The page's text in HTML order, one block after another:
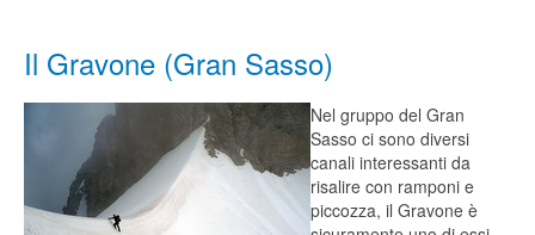
Il Gravone (Gran Sasso)
Nel gruppo del Gran
Sasso ci sono diversi
canali interessanti da
risalire con ramponi e
piccozza, il Gravone è